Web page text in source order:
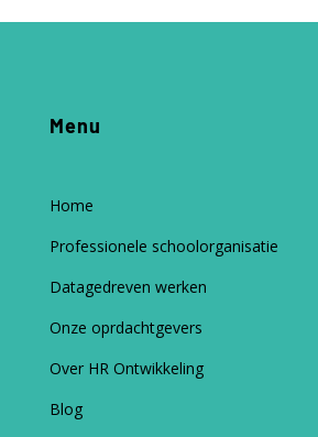
Menu
Home
Professionele schoolorganisatie
Datagedreven werken
Onze oprdachtgevers
Over HR Ontwikkeling
Blog